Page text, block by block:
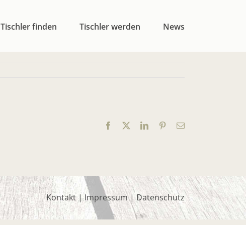
Tischler finden Tischler werden News
Facebook LinkedInPinterest
E-
Kontakt |Impressum|Datenschutz